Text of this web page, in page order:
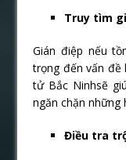
Truy tìm
Gián điệp nếu
trọng đến vấn đề
tử Bắc Ninhsẽ
ngăn chặn những
Điều tra